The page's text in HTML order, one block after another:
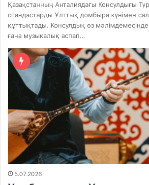
Қазақстанның Анталиядағы Консулдығы
отандастарды Ұлттық домбыра күнімен
құттықтады. Консулдық өз
ғана музыкалық аспап…
5.07.2026